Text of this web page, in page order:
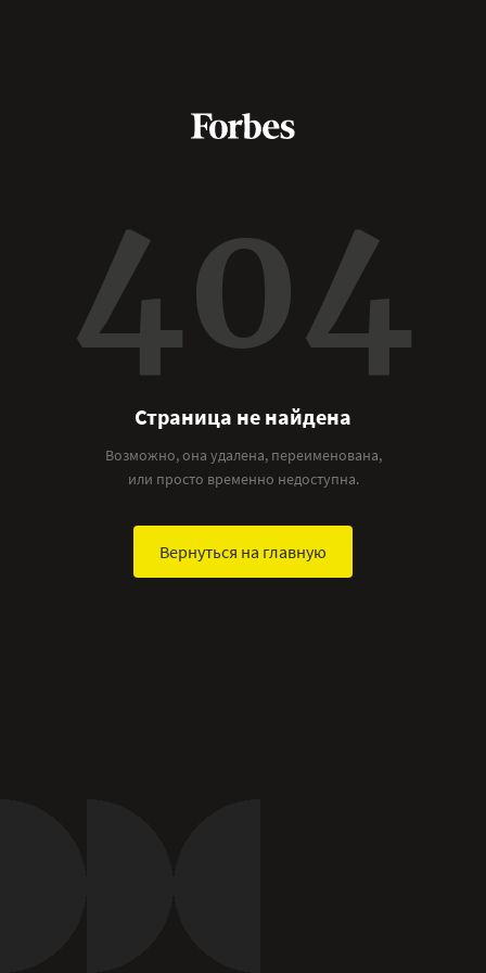
404
Страница не найдена
Возможно, она удалена, переименована,
или просто временно недоступна.
Вернуться на главную